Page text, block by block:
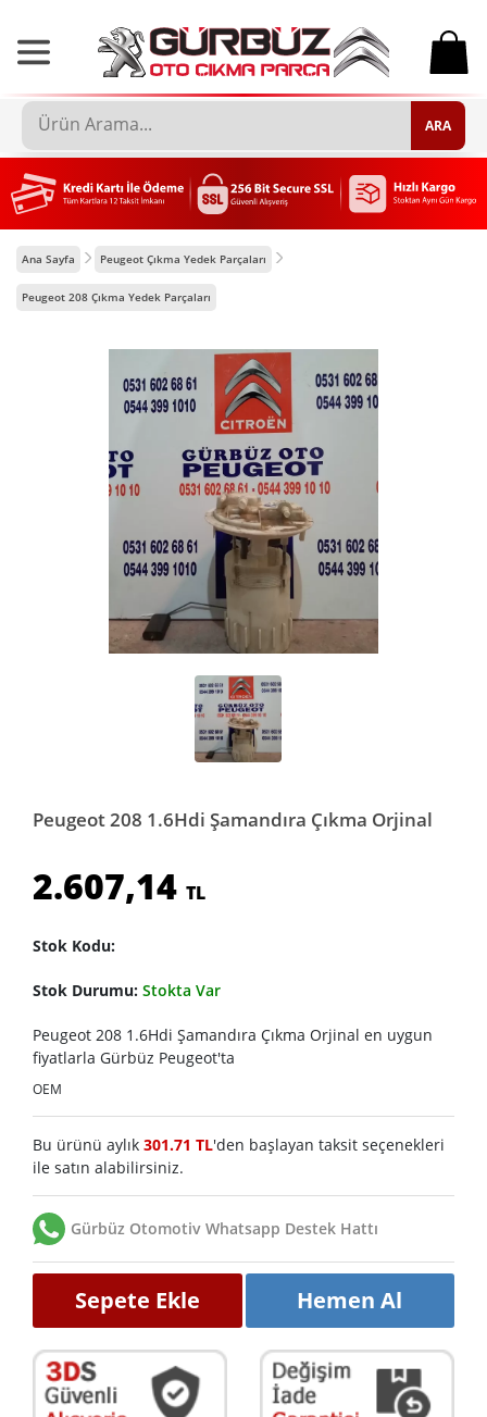
0
ARA
Ana Sayfa Peugeot Çıkma Yedek Parçaları
Peugeot 208 Çıkma Yedek Parçaları
Peugeot 208 1.6Hdi Şamandıra Çıkma Orjinal
2.607,14 TL
Stok Kodu:
Stok Durumu: Stokta Var
Peugeot 208 1.6Hdi Şamandıra Çıkma Orjinal en uygun
fiyatlarla Gürbüz Peugeot'ta
OEM
Bu ürünü aylık 301.71 TL'den başlayan taksit seçenekleri
ile satın alabilirsiniz.
Gürbüz Otomotiv Whatsapp Destek Hattı
Sepete Ekle Hemen Al